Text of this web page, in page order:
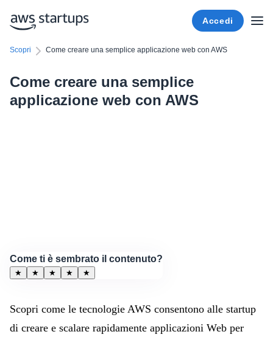
Accedi
Scopri Come creare una semplice applicazione web con AWS
Come creare una semplice
applicazione web con AWS
Come ti è sembrato il contenuto?
★ ★ ★ ★ ★
Scopri come le tecnologie AWS consentono alle startup
di creare e scalare rapidamente applicazioni Web per